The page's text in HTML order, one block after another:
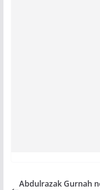
Abdulrazak Gurnah